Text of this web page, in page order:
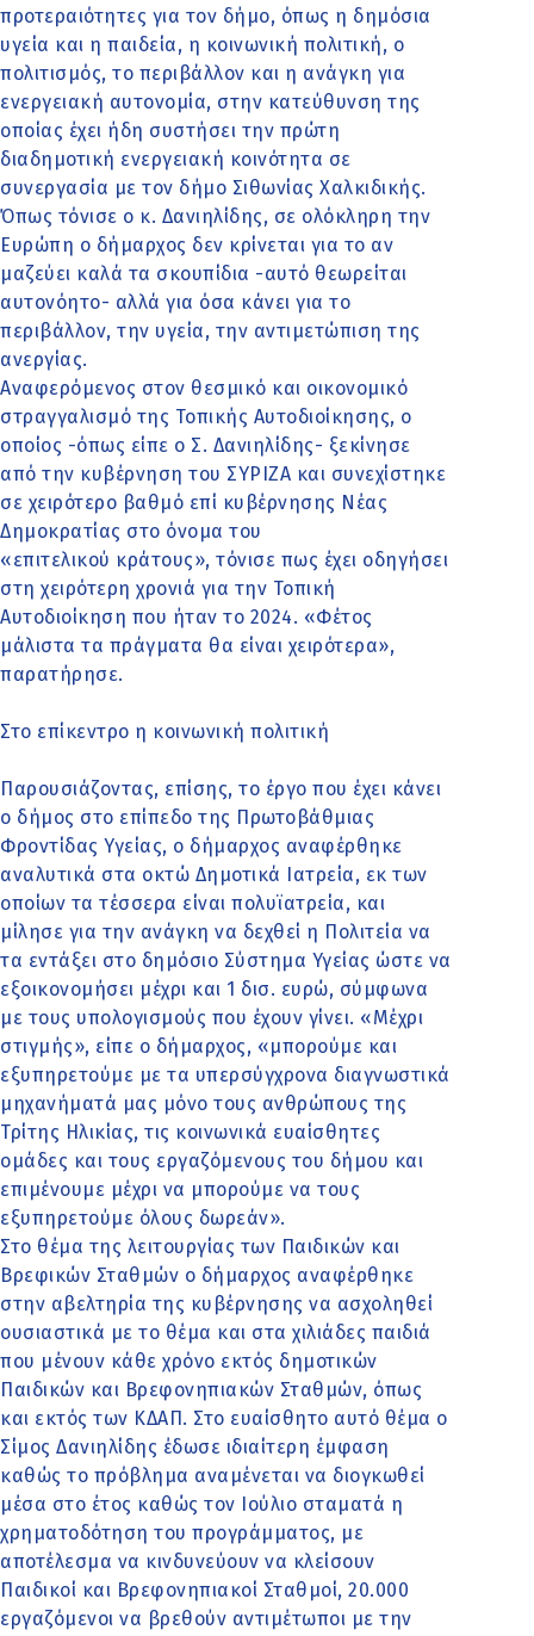
προτεραιότητες για τον δήμο, όπως η δημόσια
υγεία και η παιδεία, η κοινωνική πολιτική, ο
πολιτισμός, το περιβάλλον και η ανάγκη για
ενεργειακή αυτονομία, στην κατεύθυνση της
οποίας έχει ήδη συστήσει την πρώτη
διαδημοτική ενεργειακή κοινότητα σε
συνεργασία με τον δήμο Σιθωνίας Χαλκιδικής.
Όπως τόνισε ο κ. Δανιηλίδης, σε ολόκληρη την
Ευρώπη ο δήμαρχος δεν κρίνεται για το αν
μαζεύει καλά τα σκουπίδια -αυτό θεωρείται
αυτονόητο- αλλά για όσα κάνει για το
περιβάλλον, την υγεία, την αντιμετώπιση της
ανεργίας.
Αναφερόμενος στον θεσμικό και οικονομικό
στραγγαλισμό της Τοπικής Αυτοδιοίκησης, ο
οποίος -όπως είπε ο Σ. Δανιηλίδης- ξεκίνησε
από την κυβέρνηση του ΣΥΡΙΖΑ και συνεχίστηκε
σε χειρότερο βαθμό επί κυβέρνησης Νέας
Δημοκρατίας στο όνομα του
«επιτελικού κράτους», τόνισε πως έχει οδηγήσει
στη χειρότερη χρονιά για την Τοπική
Αυτοδιοίκηση που ήταν το 2024. «Φέτος
μάλιστα τα πράγματα θα είναι χειρότερα»,
παρατήρησε.
Στο επίκεντρο η κοινωνική πολιτική
Παρουσιάζοντας, επίσης, το έργο που έχει κάνει
ο δήμος στο επίπεδο της Πρωτοβάθμιας
Φροντίδας Υγείας, ο δήμαρχος αναφέρθηκε
αναλυτικά στα οκτώ Δημοτικά Ιατρεία, εκ των
οποίων τα τέσσερα είναι πολυϊατρεία, και
μίλησε για την ανάγκη να δεχθεί η Πολιτεία να
τα εντάξει στο δημόσιο Σύστημα Υγείας ώστε να
εξοικονομήσει μέχρι και 1 δισ. ευρώ, σύμφωνα
με τους υπολογισμούς που έχουν γίνει. «Μέχρι
στιγμής», είπε ο δήμαρχος, «μπορούμε και
εξυπηρετούμε με τα υπερσύγχρονα διαγνωστικά
μηχανήματά μας μόνο τους ανθρώπους της
Τρίτης Ηλικίας, τις κοινωνικά ευαίσθητες
ομάδες και τους εργαζόμενους του δήμου και
επιμένουμε μέχρι να μπορούμε να τους
εξυπηρετούμε όλους δωρεάν».
Στο θέμα της λειτουργίας των Παιδικών και
Βρεφικών Σταθμών ο δήμαρχος αναφέρθηκε
στην αβελτηρία της κυβέρνησης να ασχοληθεί
ουσιαστικά με το θέμα και στα χιλιάδες παιδιά
που μένουν κάθε χρόνο εκτός δημοτικών
Παιδικών και Βρεφονηπιακών Σταθμών, όπως
και εκτός των ΚΔΑΠ. Στο ευαίσθητο αυτό θέμα ο
Σίμος Δανιηλίδης έδωσε ιδιαίτερη έμφαση
καθώς το πρόβλημα αναμένεται να διογκωθεί
μέσα στο έτος καθώς τον Ιούλιο σταματά η
χρηματοδότηση του προγράμματος, με
αποτέλεσμα να κινδυνεύουν να κλείσουν
Παιδικοί και Βρεφονηπιακοί Σταθμοί, 20.000
εργαζόμενοι να βρεθούν αντιμέτωποι με την